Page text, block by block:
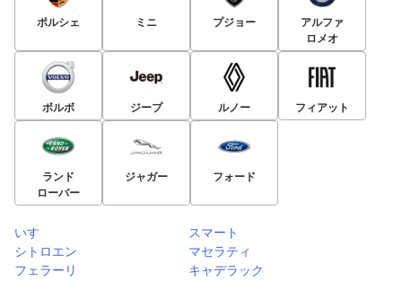
ポルシェ ミニ プジョー
アルファ
ロメオ
ボルボ ジープ ルノー フィアット
ランド
ローバー
ジャガー フォード
いすゞ
スマート
シトロエン
マセラティ
フェラーリ
キャデラック